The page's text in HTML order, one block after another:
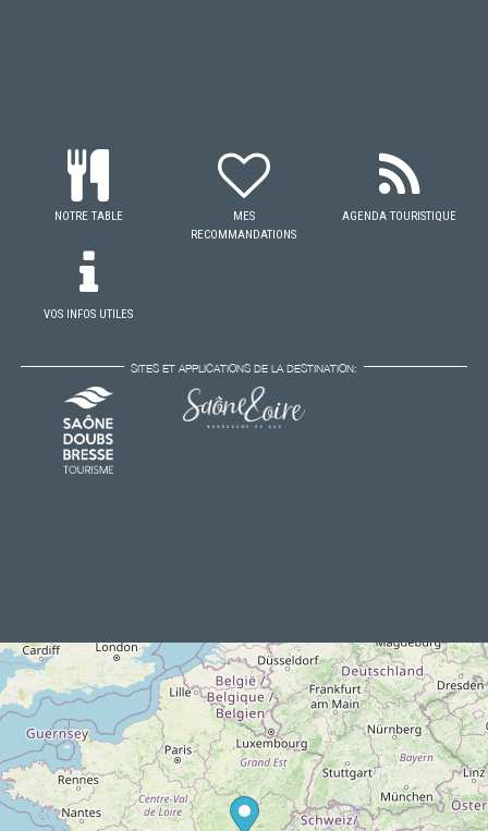
NOTRE TABLE
MES
RECOMMANDATIONS
AGENDA TOURISTIQUE
VOS INFOS UTILES
SITES ET APPLICATIONS DE LA DESTINATION: